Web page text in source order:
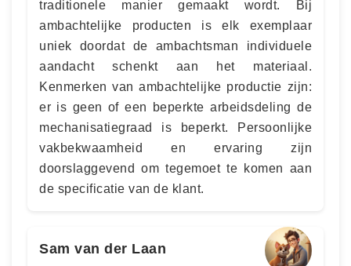
traditionele manier gemaakt wordt. Bij
ambachtelijke producten is elk exemplaar
uniek doordat de ambachtsman individuele
aandacht schenkt aan het materiaal.
Kenmerken van ambachtelijke productie zijn:
er is geen of een beperkte arbeidsdeling de
mechanisatiegraad is beperkt. Persoonlijke
vakbekwaamheid en ervaring zijn
doorslaggevend om tegemoet te komen aan
de specificatie van de klant.
Sam van der Laan